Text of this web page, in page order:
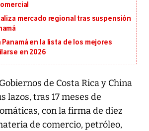
mercado regional tras suspensión
en la lista de los mejores
en 2026
de Costa Rica y China
lazos, tras 17 meses de
con la firma de diez
de comercio, petróleo,